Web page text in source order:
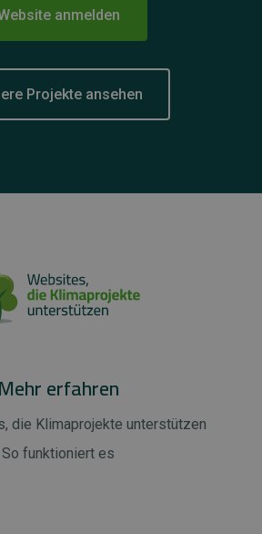
anmelden
Projekte ansehen
Mehr erfahren
die Klimaprojekte unterstützen
So funktioniert es